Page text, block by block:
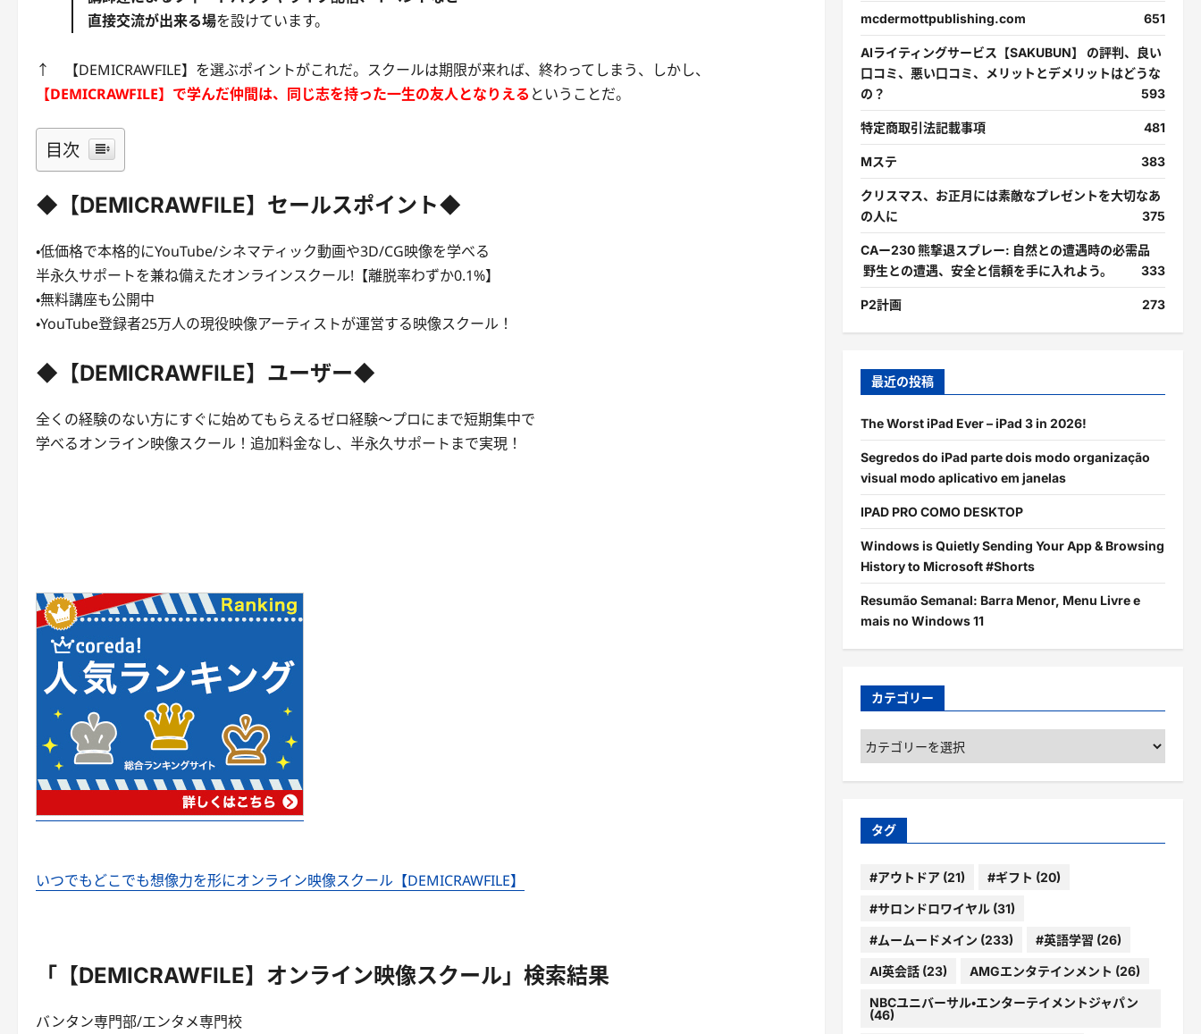
直接交流が出来る場を設けています。
↑ 【DEMICRAWFILE】を選ぶポイントがこれだ。スクールは期限が来れば、終わってしまう、しかし、
【DEMICRAWFILE】で学んだ仲間は、同じ志を持った一生の友人となりえる ということだ。
目次
◆【DEMICRAWFILE】セールスポイント◆
・低価格で本格的にYouTube/シネマティック動画や3D/CG映像を学べる
半永久サポートを兼ね備えたオンラインスクール!【離脱率わずか0.1%】
・無料講座も公開中
・YouTube登録者25万人の現役映像アーティストが運営する映像スクール！
◆【DEMICRAWFILE】ユーザー◆
全くの経験のない方にすぐに始めてもらえるゼロ経験〜プロにまで短期集中で
学べるオンライン映像スクール！追加料金なし、半永久サポートまで実現！
いつでもどこでも想像力を形にオンライン映像スクール【DEMICRAWFILE】
「【DEMICRAWFILE】オンライン映像スクール」検索結果
バンタン専門部/エンタメ専門校
mcdermottpublishing.com 651
AIライティングサービス【SAKUBUN】 の評判、良い
口コミ、悪い口コミ、メリットとデメリットはどうな
の？
593
特定商取引法記載事項 481
Mステ 383
クリスマス、お正月には素敵なプレゼントを大切なあ
の人に
375
CAー230 熊撃退スプレー: 自然との遭遇時の必需品
野生との遭遇、安全と信頼を手に入れよう。
333
P2計画 273
最近の投稿
The Worst iPad Ever – iPad 3 in 2026!
Segredos do iPad parte dois modo organização
visual modo aplicativo em janelas
IPAD PRO COMO DESKTOP
Windows is Quietly Sending Your App & Browsing
History to Microsoft #Shorts
Resumão Semanal: Barra Menor, Menu Livre e
mais no Windows 11
カテゴリー
カ
テ
ゴ
ー
タグ
#アウトドア(21) #ギフト (20)
#サロンドロワイヤル(31)
#ムームードメイン (233) #英語学習 (26)
AI英会話(23) AMGエンタテインメント (26)
NBCユニバーサル・エンターテイメントジャパン
(46)